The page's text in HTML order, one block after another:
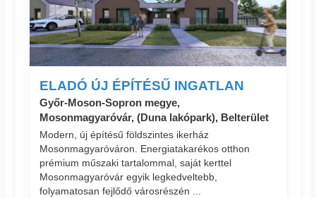
ELADÓ ÚJ ÉPÍTÉSŰ INGATLAN
Győr-Moson-Sopron megye,
Mosonmagyaróvár, (Duna lakópark), Belterület
Modern, új építésű földszintes ikerház
Mosonmagyaróváron. Energiatakarékos otthon
prémium műszaki tartalommal, saját kerttel
Mosonmagyaróvár egyik legkedveltebb,
folyamatosan fejlődő városrészén ...